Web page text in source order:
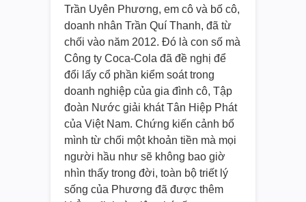
Trần Uyên Phương, em cô và bố cô,
doanh nhân Trần Quí Thanh, đã từ
chối vào năm 2012. Đó là con số mà
Công ty Coca-Cola đã đề nghị để
đổi lấy cổ phần kiểm soát trong
doanh nghiệp của gia đình cô, Tập
đoàn Nước giải khát Tân Hiệp Phát
của Việt Nam. Chứng kiến cảnh bố
mình từ chối một khoản tiền mà mọi
người hầu như sẽ không bao giờ
nhìn thấy trong đời, toàn bộ triết lý
sống của Phương đã được thêm